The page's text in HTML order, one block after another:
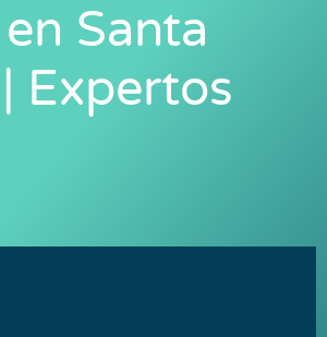
Santa
Expertos